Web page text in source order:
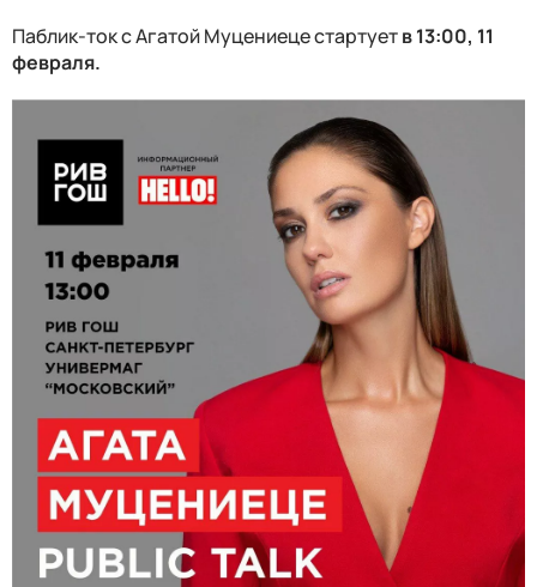
Паблик-ток с Агатой Муцениеце стартуетв 13:00, 11
февраля.